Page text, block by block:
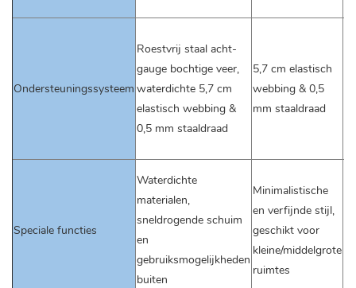
Ondersteuningssysteem
Roestvrij staal acht-
gauge bochtige veer,
waterdichte 5,7 cm
elastisch webbing &
0,5 mm staaldraad
5,7 cm elastisch
webbing & 0,5
mm staaldraad
Speciale functies
Waterdichte
materialen,
sneldrogende schuim
en
gebruiksmogelijkheden
buiten
Minimalistische
en verfijnde stijl,
geschikt voor
kleine/middelgrote
ruimtes